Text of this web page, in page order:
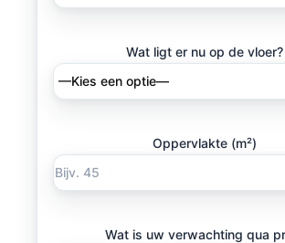
Wat ligt er nu op de vloer?
Oppervlakte (m²)
Wat is uw verwachting qua